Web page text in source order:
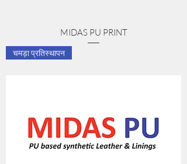
MIDAS PU PRINT
चमड़ा प्रतिस्थापन